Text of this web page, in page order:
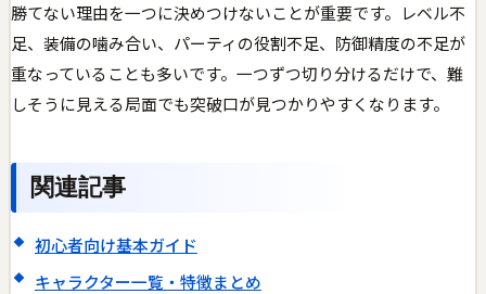
勝てない理由を一つに決めつけないことが重要です。レベル不
足、装備の噛み合い、パーティの役割不足、防御精度の不足が
重なっていることも多いです。一つずつ切り分けるだけで、難
しそうに見える局面でも突破口が見つかりやすくなります。
関連記事
初心者向け基本ガイド
キャラクター一覧・特徴まとめ